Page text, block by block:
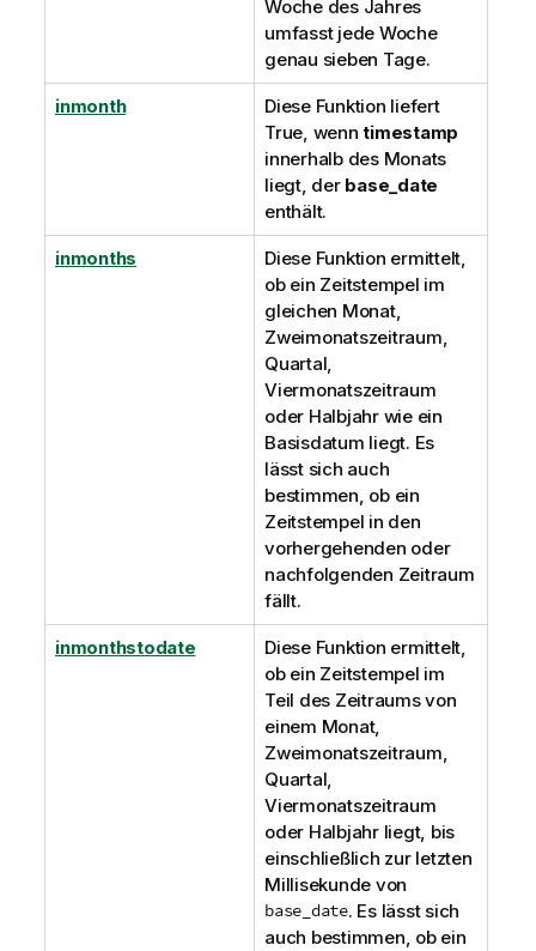
Woche des Jahres
umfasst jede Woche
genau sieben Tage.
inmonth
Diese Funktion liefert
True, wenntimestamp
innerhalb des Monats
liegt, der base_date
enthält.
inmonths
Diese Funktion ermittelt,
ob ein Zeitstempel im
gleichen Monat,
Zweimonatszeitraum,
Quartal,
Viermonatszeitraum
oder Halbjahr wie ein
Basisdatum liegt. Es
lässt sich auch
bestimmen, ob ein
Zeitstempel in den
vorhergehenden oder
nachfolgenden Zeitraum
fällt.
inmonthstodate
Diese Funktion ermittelt,
ob ein Zeitstempel im
Teil des Zeitraums von
einem Monat,
Zweimonatszeitraum,
Quartal,
Viermonatszeitraum
oder Halbjahr liegt, bis
einschließlich zur letzten
Millisekunde von
base_date. Es lässt sich
auch bestimmen, ob ein